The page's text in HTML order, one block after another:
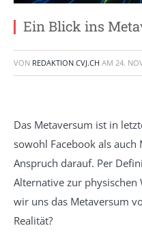
Ein Blick ins
VON REDAKTION CVJ.CH AM 24.
Das Metaversum ist in
sowohl Facebook als
Anspruch darauf. Per
Alternative zur physischen
wir uns das Metaversum
Realität?